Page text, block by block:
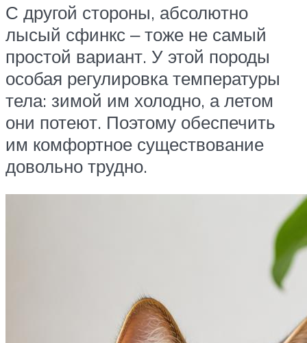
С другой стороны, абсолютно
лысый сфинкс ‒ тоже не самый
простой вариант. У этой породы
особая регулировка температуры
тела: зимой им холодно, а летом
они потеют. Поэтому обеспечить
им комфортное существование
довольно трудно.